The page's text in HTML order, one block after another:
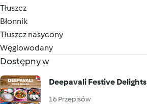
Tłuszcz
Błonnik
Tłuszcz nasycony
Węglowodany
Dostępny w
Deepavali Festive Delights
16 Przepisów